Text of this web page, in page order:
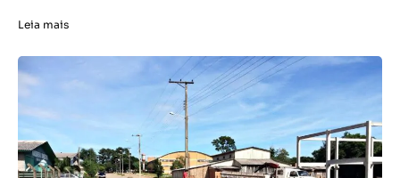
Leia mais